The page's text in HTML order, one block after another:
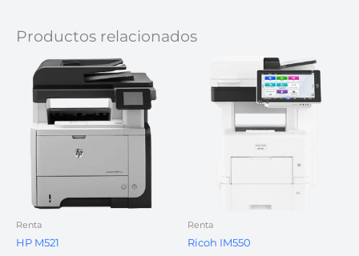
Productos relacionados
Renta
HP M521
Renta
Ricoh IM550